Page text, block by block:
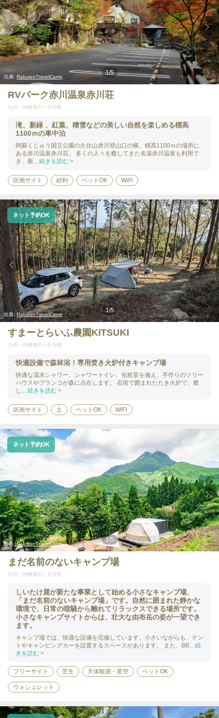
出典: RakutenTravelCamp
1/5
RVパーク赤川温泉赤川荘
九州・沖縄地方 大分県
滝、新緑 、紅葉、積雪などの美しい自然を楽しめる標高
1100ｍの車中泊
阿蘇くじゅう国立公園の久住山赤川登山口の横、標高1100ｍの場所に
ある赤川温泉赤川荘。 多くの人々を癒してきた名湯赤川温泉も利用で
き、新... 続きを読む >
区画サイト 砂利 ペットOK WiFi
出典:RakutenTravelCamp
1/5
ネット予約OK
すまーとらいふ農園KITSUKI
九州・沖縄地方 大分県
快適設備で森林浴！専用焚き火炉付きキャンプ場
快適な温水シャワー、シャワートイレ、化粧室を備え、手作りのツリー
ハウスやブランコが森に点在します。 石垣で囲まれたたき火炉で、癒
し... 続きを読む >
区画サイト 土 ペットOK WiFi
出典:RakutenTravelCamp
1/5
ネット予約OK
まだ名前のないキャンプ場
九州・沖縄地方 大分県
しいたけ屋が新たな事業として始める小さなキャンプ場、
「まだ名前のないキャンプ場」です。自然に囲まれた静かな
環境で、日常の喧騒から離れてリラックスできる場所です。
小さなキャンプサイトからは、壮大な由布岳の姿が一望でき
ます。
キャンプ場では、快適な設備を完備しています。小さいながらも、テン
トやキャンピングカーを設置するスペースがあります。 また、BB... 続
きを読む >
フリーサイト 芝生 天体観測・星空 ペットOK
ウォシュレット